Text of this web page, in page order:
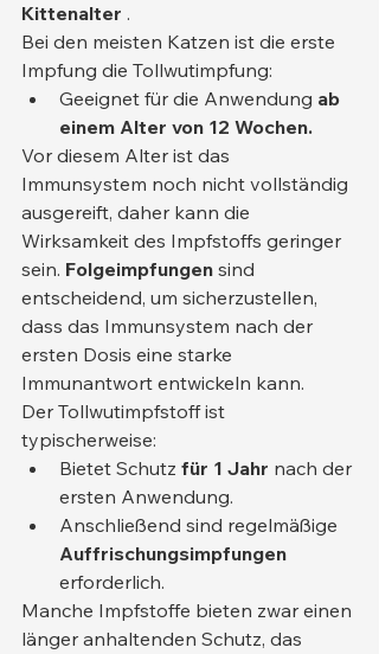
Kittenalter .
Bei den meisten Katzen ist die erste
Impfung die Tollwutimpfung:
Geeignet für die Anwendung ab
einem Alter von 12 Wochen.
Vor diesem Alter ist das
Immunsystem noch nicht vollständig
ausgereift, daher kann die
Wirksamkeit des Impfstoffs geringer
sein. Folgeimpfungen sind
entscheidend, um sicherzustellen,
dass das Immunsystem nach der
ersten Dosis eine starke
Immunantwort entwickeln kann.
Der Tollwutimpfstoff ist
typischerweise:
Bietet Schutz für 1 Jahr nach der
ersten Anwendung.
Anschließend sind regelmäßige
Auffrischungsimpfungen
erforderlich.
Manche Impfstoffe bieten zwar einen
länger anhaltenden Schutz, das